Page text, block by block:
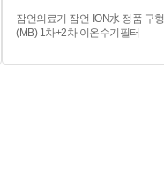
잠언의료기 잠언-ION水 정품 구형
(MB) 1차+2차 이온수기필터